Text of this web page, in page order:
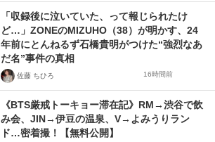
「収録後に泣いていた、って報じられたけ
ど…」ZONEのMIZUHO（38）が明かす、24
年前にとんねるず石橋貴明がつけた“強烈なあ
だ名”事件の真相
佐藤 ちひろ 16時間前
《BTS厳戒トーキョー滞在記》RM→渋谷で飲
み会、JIN→伊豆の温泉、V→よみうりラン
ド…密着撮！【無料公開】